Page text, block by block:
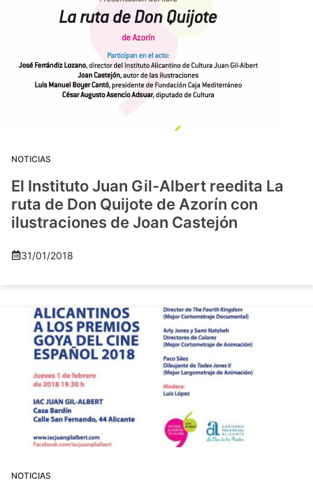
NOTICIAS
El Instituto Juan Gil-Albert reedita La
ruta de Don Quijote de Azorín con
ilustraciones de Joan Castejón
31/01/2018
NOTICIAS